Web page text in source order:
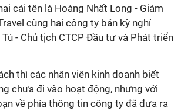
cái tên là Hoàng Nhất Long - Giám
cùng hai công ty bán kỳ nghỉ
- Chủ tịch CTCP Đầu tư và Phát triển
thì các nhân viên kinh doanh biết
chưa đi vào hoạt động, nhưng với
về phía thông tin công ty đã đưa ra